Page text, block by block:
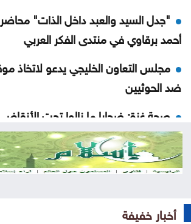
"جدل السيد والعبد داخل الذات"
أحمد برقاوي في منتدى الفكر العربي
مجلس التعاون الخليجي يدعو لاتخاذ
ضد الحوثيين
صحة غزة: ضحايا ما زالوا تحت
الأمن السيبراني يحذر من روابط مزيفة
نتائج التوجيهي
بمدرسة عبين الثانوية
أخبار خفيفة